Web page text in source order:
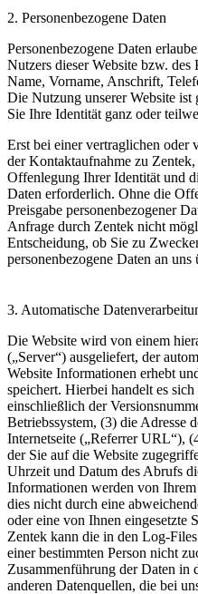
2. Personenbezogene Daten
Personenbezogene Daten
Nutzers dieser Website bzw.
Name, Vorname, Anschrift,
Die Nutzung unserer Website ist
Sie Ihre Identität ganz oder
Erst bei einer vertraglichen oder
der Kontaktaufnahme zu
Offenlegung Ihrer Identität und
Daten erforderlich. Ohne die
Preisgabe personenbezogener
Anfrage durch Zentek nicht
Entscheidung, ob Sie zu
personenbezogene Daten an
3. Automatische
Die Website wird von einem
(„Server“) ausgeliefert, der
Website Informationen erhebt
speichert. Hierbei handelt es
einschließlich der
Betriebssystem, (3) die Adresse
Internetseite („Referrer URL“),
der Sie auf die Website
Uhrzeit und Datum des Abrufs
Informationen werden von
dies nicht durch eine
oder eine von Ihnen eingesetzte
Zentek kann die in den Log-
einer bestimmten Person nicht
Zusammenführung der Daten in
anderen Datenquellen, die bei